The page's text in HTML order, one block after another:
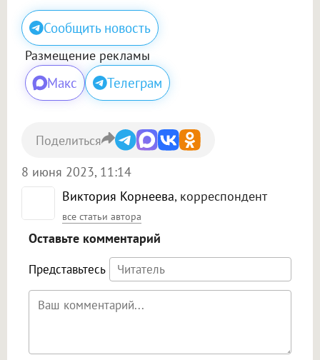
Сообщить новость
Размещение рекламы
Макс Телеграм
Виктория Корнеева, корреспондент
все статьи автора
8 июня 2023, 11:14
Поделиться
Оставьте комментарий
Представьтесь